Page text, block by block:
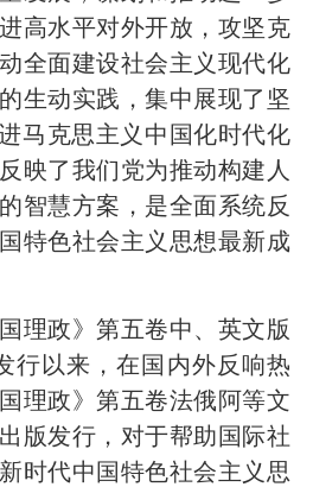
高水平对外开放，攻坚克
全面建设社会主义现代化
生动实践，集中展现了坚
马克思主义中国化时代化
映了我们党为推动构建人
智慧方案，是全面系统反
特色社会主义思想最新成
政》第五卷中、英文版
行以来，在国内外反响热
理政》第五卷法俄阿等文
版发行，对于帮助国际社
时代中国特色社会主义思